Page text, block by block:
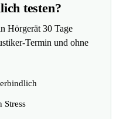
testen?
Hörgerät 30 Tage
Termin und ohne
Stress